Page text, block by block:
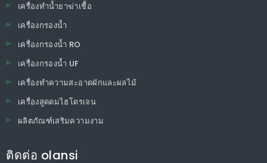
เครื่องทำน้ำยาฆ่าเชื้อ
เครื่องกรองน้ำ
เครื่องกรองน้ำ RO
เครื่องกรองน้ำ UF
เครื่องทำความสะอาดผักและผลไม้
เครื่องสูดดมไฮโดรเจน
ผลิตภัณฑ์เสริมความงาม
ติดต่อ olansi